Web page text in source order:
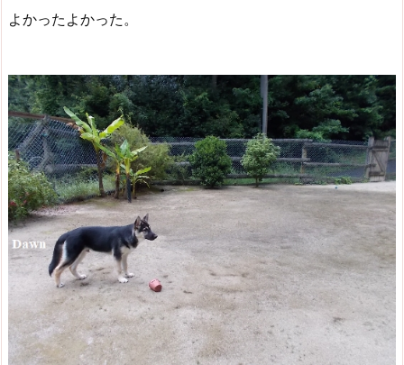
よかったよかった。